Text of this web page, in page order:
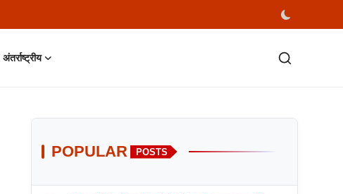
अंतर्राष्ट्रीय
POPULAR POSTS